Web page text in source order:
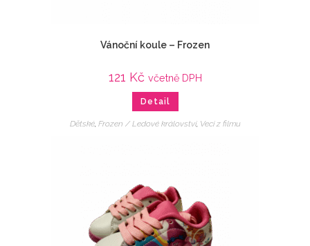
Vánoční koule – Frozen
121 Kč včetně DPH
Detail
Dětské, Frozen / Ledové království, Veci z filmu